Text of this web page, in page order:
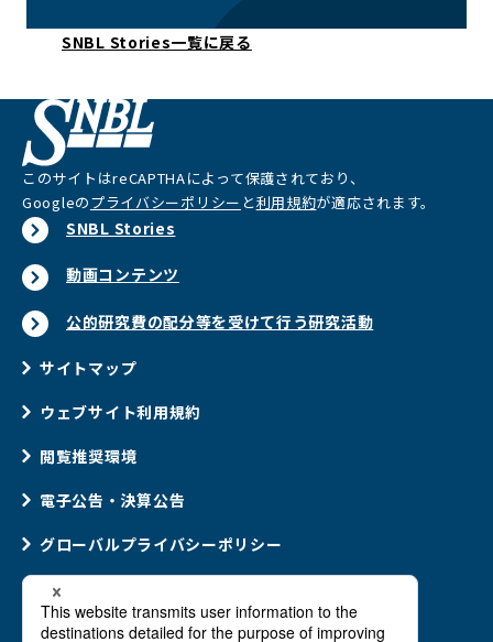
SNBL Stories一覧に戻る
このサイトはreCAPTHAによって保護されており、
Googleのプライバシーポリシー と利用規約が適応されます。
SNBL Stories
動画コンテンツ
公的研究費の配分等を受けて行う研究活動
サイトマップ
ウェブサイト利用規約
閲覧推奨環境
電子公告・決算公告
グローバルプライバシーポリシー
ウェブアクセシビリティポリシー
ソーシャルメディアポリシー